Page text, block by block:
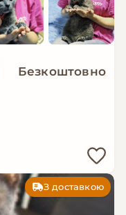
Безкоштовно
З доставкою